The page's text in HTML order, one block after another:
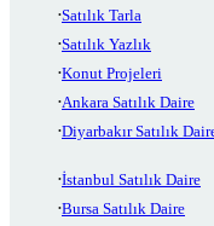
Satılık Tarla
Satılık Yazlık
Konut Projeleri
Ankara Satılık Daire
Diyarbakır Satılık
İstanbul Satılık Daire
Bursa Satılık Daire